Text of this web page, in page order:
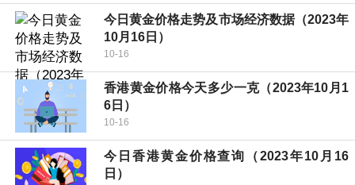
今日黄金价格走势及市场经济数据（2023年
10月16日）
10-16
香港黄金价格今天多少一克（2023年10月1
6日）
10-16
今日香港黄金价格查询（2023年10月16
日）